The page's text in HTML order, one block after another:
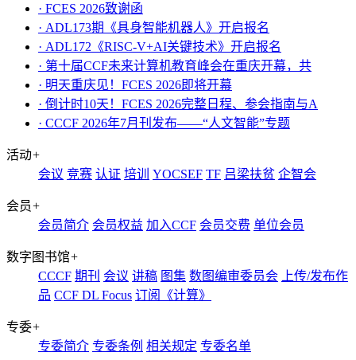
· FCES 2026致谢函
· ADL173期《具身智能机器人》开启报名
· ADL172《RISC-V+AI关键技术》开启报名
· 第十届CCF未来计算机教育峰会在重庆开幕，共
· ​明天重庆见！FCES 2026即将开幕
· 倒计时10天！FCES 2026完整日程、参会指南与A
· CCCF 2026年7月刊发布——“人文智能”专题
活动+
会议 竞赛 认证 培训 YOCSEF TF 吕梁扶贫 企智会
会员+
会员简介 会员权益 加入CCF 会员交费 单位会员
数字图书馆+
CCCF 期刊 会议 讲稿 图集 数图编审委员会
上传/发布作
品 CCF DL Focus 订阅《计算》
专委+
专委简介 专委条例 相关规定 专委名单